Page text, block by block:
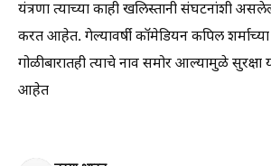
यंत्रणा त्याच्या काही खलिस्तानी संघटनांशी
करत आहेत. गेल्यावर्षी कॉमेडियन कपिल
गोळीबारातही त्याचे नाव समोर आल्यामुळे सुरक्षा
आहेत